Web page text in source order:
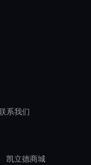
系我们
凯立德商城